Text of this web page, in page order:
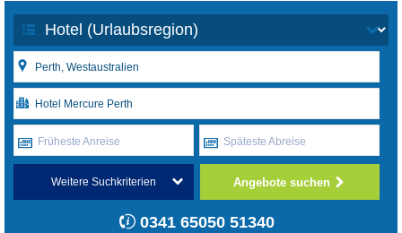
Früheste Anreise Späteste Abreise
Weitere Suchkriterien Angebote suchen
0341 65050 51340